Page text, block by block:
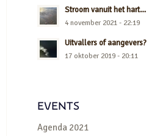
Stroom vanuit het hart…
4 november 2021 - 22:19
Uitvallers of aangevers?
17 oktober 2019 - 20:11
EVENTS
Agenda 2021